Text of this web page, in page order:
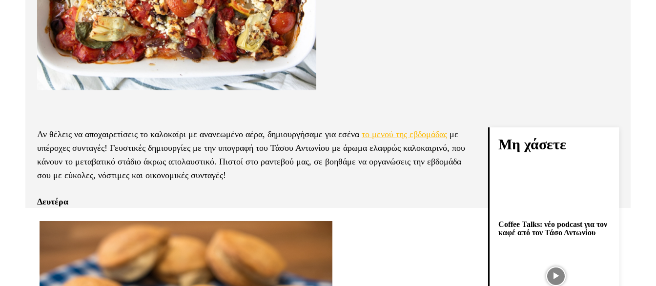
Αν θέλεις να αποχαιρετίσεις το καλοκαίρι με ανανεωμένο αέρα, δημιουργήσαμε για εσένα το μενού της εβδομάδας με
υπέροχες συνταγές! Γευστικές δημιουργίες με την υπογραφή του Τάσου Αντωνίου με άρωμα ελαφρώς καλοκαιρινό, που
κάνουν το μεταβατικό στάδιο άκρως απολαυστικό. Πιστοί στο ραντεβού μας, σε βοηθάμε να οργανώσεις την εβδομάδα
σου με εύκολες, νόστιμες και οικονομικές συνταγές!
Δευτέρα
Μη χάσετε
Coffee Talks: νέο podcast για τον
καφέ από τον Τάσο Αντωνίου